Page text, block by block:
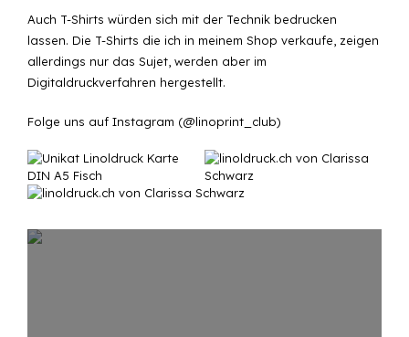
Auch T-Shirts würden sich mit der Technik bedrucken
lassen. Die T-Shirts die ich in meinem Shop verkaufe, zeigen
allerdings nur das Sujet, werden aber im
Digitaldruckverfahren hergestellt.
Folge uns auf Instagram (@linoprint_club)